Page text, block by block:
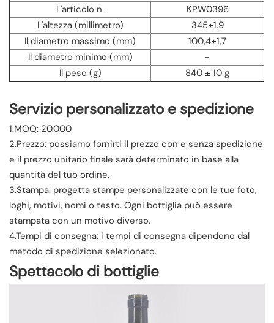
L'articolo n.
KPW0396
L'altezza (millimetro)
345±1.9
Il diametro massimo (mm)
100,4±1,7
Il diametro minimo (mm)
-
Il peso (g)
840 ± 10 g
Servizio personalizzato e spedizione
1.MOQ: 20.000
2.Prezzo: possiamo fornirti il prezzo con e senza spedizione
e il prezzo unitario finale sarà determinato in base alla
quantità del tuo ordine.
3.Stampa: progetta stampe personalizzate con le tue foto,
loghi, motivi, nomi o testo. Ogni bottiglia può essere
stampata con un motivo diverso.
4.Tempi di consegna: i tempi di consegna dipendono dal
metodo di spedizione selezionato.
Spettacolo di bottiglie